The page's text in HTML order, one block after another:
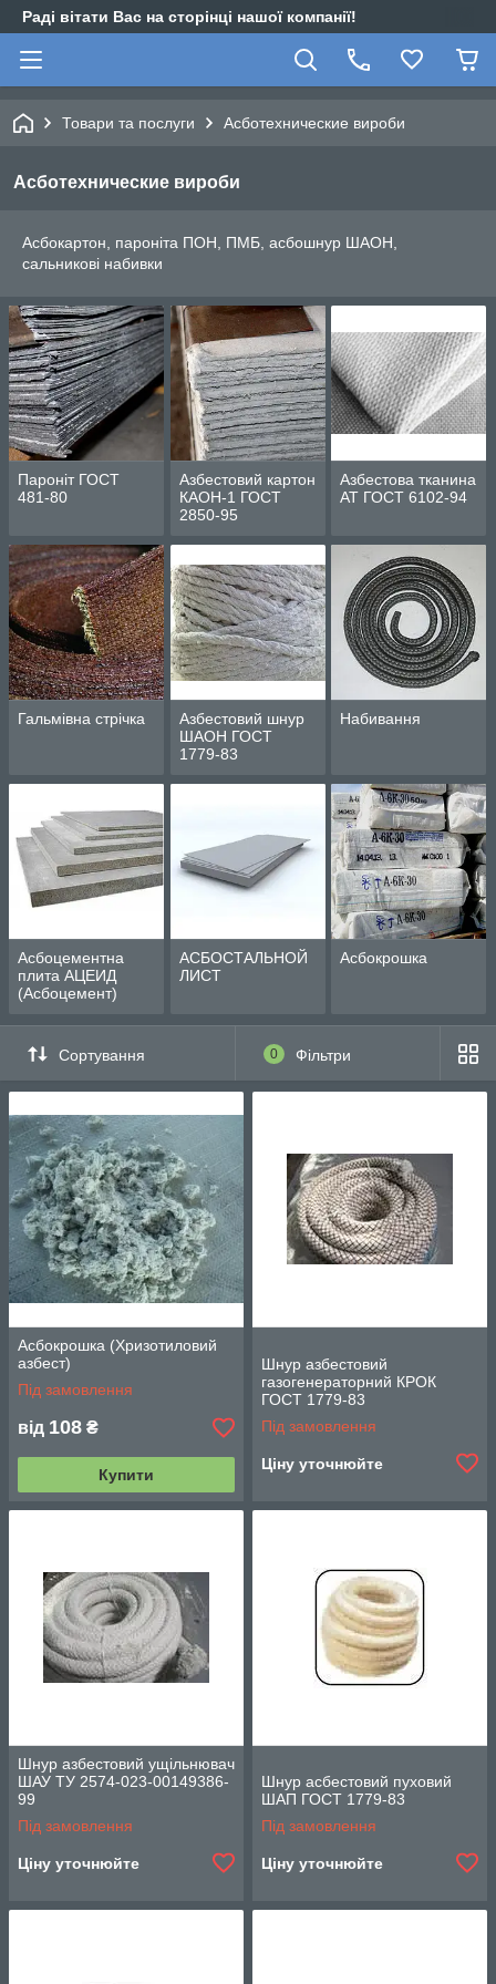
Раді вітати Вас на сторінці нашої компанії!
Товари та послуги Асботехнические вироби
Асботехнические вироби
Асбокартон, пароніта ПОН, ПМБ, асбошнур ШАОН,
сальникові набивки
Пароніт ГОСТ
481-80
Азбестовий картон
КАОН-1 ГОСТ
2850-95
Азбестова тканина
АТ ГОСТ 6102-94
Гальмівна стрічка
Азбестовий шнур
ШАОН ГОСТ
1779-83
Набивання
Асбоцементна
плита АЦЕИД
(Асбоцемент)
АСБОСТАЛЬНОЙ
ЛИСТ
Асбокрошка
Сортування 0 Фільтри
Асбокрошка (Хризотиловий
азбест)
Під замовлення
від 108 ₴
Купити
Шнур азбестовий
газогенераторний КРОК
ГОСТ 1779-83
Під замовлення
Ціну уточнюйте
Шнур азбестовий ущільнювач
ШАУ ТУ 2574-023-00149386-
99
Під замовлення
Ціну уточнюйте
Шнур асбестовий пуховий
ШАП ГОСТ 1779-83
Під замовлення
Ціну уточнюйте